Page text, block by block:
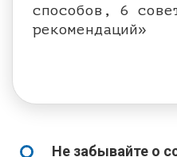
способов, 6
рекомендаций»
Не забывайте о